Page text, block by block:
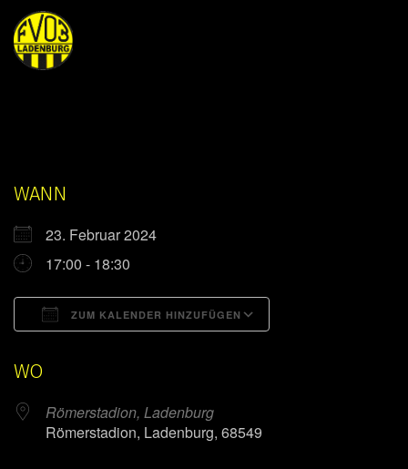
WANN
23. Februar 2024
17:00 - 18:30
ZUM KALENDER HINZUFÜGEN
WO
Römerstadion, Ladenburg
Römerstadion, Ladenburg, 68549